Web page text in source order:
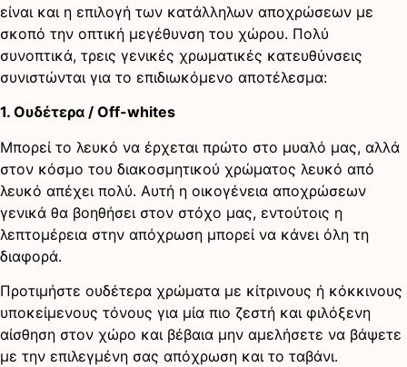
είναι και η επιλογή των κατάλληλων αποχρώσεων με
σκοπό την οπτική μεγέθυνση του χώρου. Πολύ
συνοπτικά, τρεις γενικές χρωματικές κατευθύνσεις
συνιστώνται για το επιδιωκόμενο αποτέλεσμα:
1. Ουδέτερα / Off-whites
Μπορεί το λευκό να έρχεται πρώτο στο μυαλό μας, αλλά
στον κόσμο του διακοσμητικού χρώματος λευκό από
λευκό απέχει πολύ. Αυτή η οικογένεια αποχρώσεων
γενικά θα βοηθήσει στον στόχο μας, εντούτοις η
λεπτομέρεια στην απόχρωση μπορεί να κάνει όλη τη
διαφορά.
Προτιμήστε ουδέτερα χρώματα με κίτρινους ή κόκκινους
υποκείμενους τόνους για μία πιο ζεστή και φιλόξενη
αίσθηση στον χώρο και βέβαια μην αμελήσετε να βάψετε
με την επιλεγμένη σας απόχρωση και το ταβάνι.